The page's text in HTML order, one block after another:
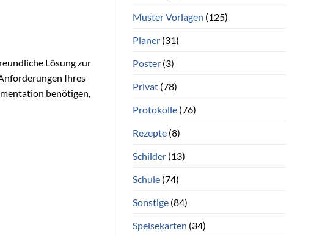
Lösung zur
Ihres
benötigen,
Muster Vorlagen (125)
Planer(31)
Poster(3)
Privat(78)
Protokolle(76)
Rezepte(8)
Schilder(13)
Schule(74)
Sonstige(84)
Speisekarten (34)